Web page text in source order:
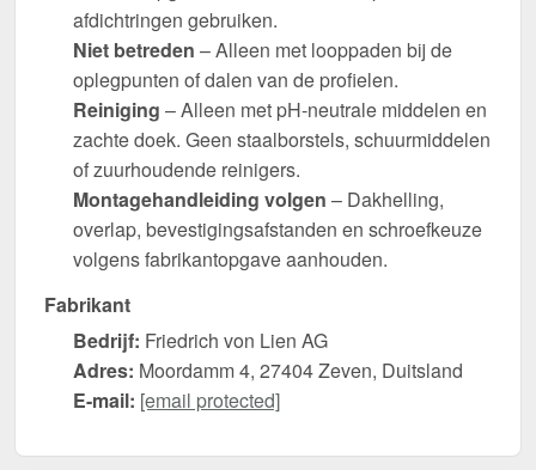
afdichtringen gebruiken.
Niet betreden – Alleen met looppaden bij de
oplegpunten of dalen van de profielen.
Reiniging – Alleen met pH-neutrale middelen en
zachte doek. Geen staalborstels, schuurmiddelen
of zuurhoudende reinigers.
Montagehandleiding volgen – Dakhelling,
overlap, bevestigingsafstanden en schroefkeuze
volgens fabrikantopgave aanhouden.
Fabrikant
Bedrijf: Friedrich von Lien AG
Adres: Moordamm 4, 27404 Zeven, Duitsland
E-mail: [email protected]